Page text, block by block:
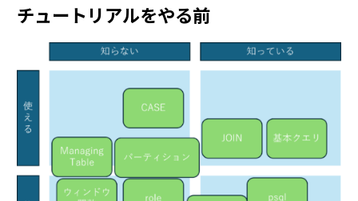
チュートリアルをやる前